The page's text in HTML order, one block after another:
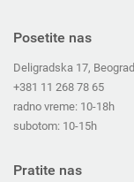
Posetite nas
Deligradska 17, Beograd
+381 11 268 78 65
radno vreme: 10-18h
subotom: 10-15h
Pratite nas